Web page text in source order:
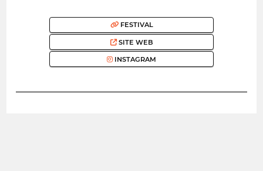
FESTIVAL
SITE WEB
INSTAGRAM